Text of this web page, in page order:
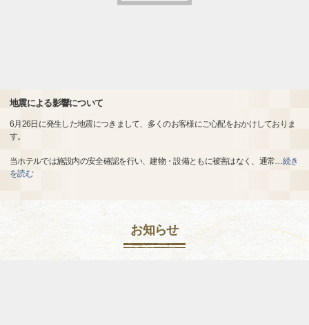
地震による影響について
6月26日に発生した地震につきまして、多くのお客様にご心配をおかけしておりま
す。
当ホテルでは施設内の安全確認を行い、建物・設備ともに被害はなく、通常…続き
を読む
お知らせ